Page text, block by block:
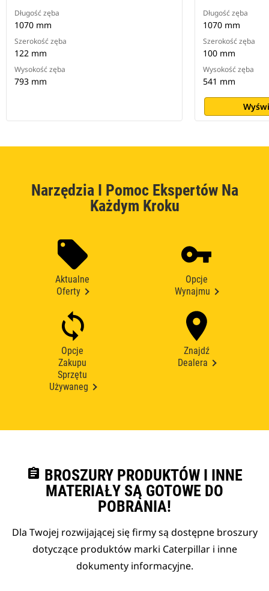
Długość zęba
1070 mm
Szerokość zęba
122 mm
Wysokość zęba
793 mm
Długość zęba
1070 mm
Szerokość zęba
100 mm
Wysokość zęba
541 mm
Narzędzia I Pomoc Ekspertów Na
Każdym Kroku
Aktualne
Oferty
Opcje
Wynajmu
Opcje
Zakupu
Sprzętu
Używaneg
Znajdź
Dealera
assignment BROSZURY PRODUKTÓW I INNE
MATERIAŁY SĄ GOTOWE DO
POBRANIA!
Dla Twojej rozwijającej się firmy są dostępne broszury
dotyczące produktów marki Caterpillar i inne
dokumenty informacyjne.